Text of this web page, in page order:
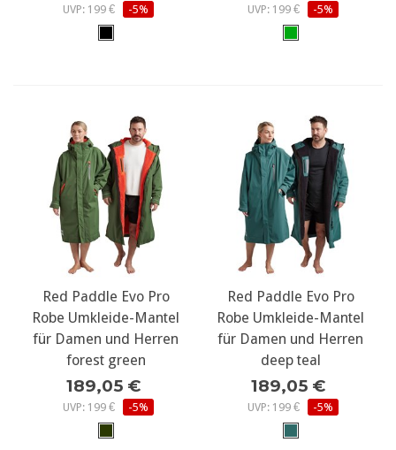
UVP: 199 € -5% UVP: 199 € -5%
Red Paddle Evo Pro
Robe Umkleide-Mantel
für Damen und Herren
forest green
189,05 €
UVP: 199 € -5%
Red Paddle Evo Pro
Robe Umkleide-Mantel
für Damen und Herren
deep teal
189,05 €
UVP: 199 € -5%